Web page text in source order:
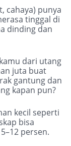
cahaya) punya
tinggal di
dinding dan
dari utang
juta buat
gantung dan
kapan pun?
kecil seperti
bisa
persen.